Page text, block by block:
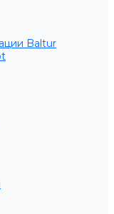
Baltur